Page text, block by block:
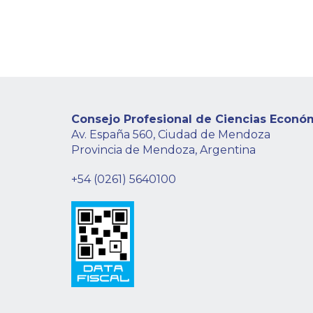
Consejo Profesional de Ciencias
Av. España 560, Ciudad de Mendoza
Provincia de Mendoza, Argentina
+54 (0261) 5640100